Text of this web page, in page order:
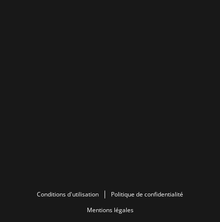
Conditions d'utilisation
Politique de confidentialité
Mentions légales